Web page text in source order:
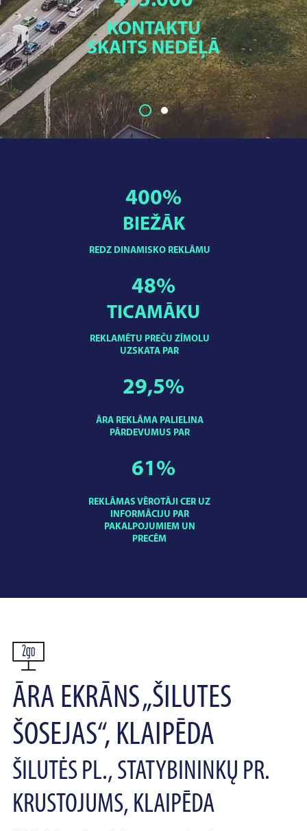
KONTAKTU
SKAITS NEDĒĻĀ
REDZ DINAMISKO REKLĀMU
400%
BIEŽĀK
REKLAMĒTU PREČU ZĪMOLU
UZSKATA PAR
48%
TICAMĀKU
ĀRA REKLĀMA PALIELINA
PĀRDEVUMUS PAR
29,5%
REKLĀMAS VĒROTĀJI CER UZ
INFORMĀCIJU PAR
PAKALPOJUMIEM UN
PRECĒM
61%
ĀRA EKRĀNS „ŠILUTES
ŠOSEJAS“, KLAIPĒDA
ŠILUTĖS PL., STATYBININKŲ PR.
KRUSTOJUMS, KLAIPĒDA